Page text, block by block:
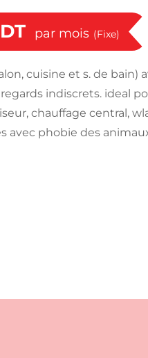
DT par mois (Fixe)
cuisine et s. de bain)
regards indiscrets. ideal
chauffage central,
avec phobie des